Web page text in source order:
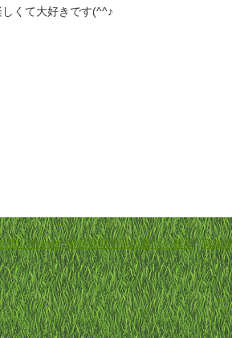
くて大好きです(^^♪
問い合わせ-特定商取引法に基づく表示-資金